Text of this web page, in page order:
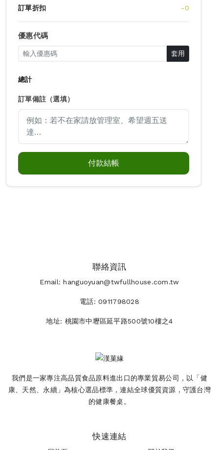
訂單折扣 -0
優惠代碼
套用
總計
訂單備註（選填）
付款結帳
聯絡資訊
Email: hanguoyuan@twfullhouse.com.tw
電話: 0911798028
地址: 桃園市中壢區延平路500號10樓之4
我們是一家專注高品質食品原料進出口的專業貿易公司，以「健
康、天然、永續」為核心選品標準，連結全球優質資源，守護台灣
的健康餐桌。
快速連結